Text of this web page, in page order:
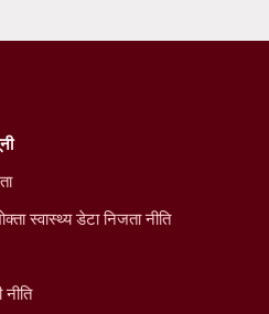
स्वास्थ्य डेटा निजता नीति